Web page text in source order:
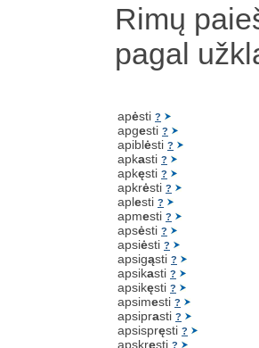
Rimų
pagal
apėsti ?
apgesti ?
apiblėsti ?
apkasti ?
apkęsti ?
apkrėsti ?
aplesti ?
apmesti ?
apsėsti ?
apsiėsti ?
apsigąsti ?
apsikasti ?
apsikęsti ?
apsimesti ?
apsiprasti ?
apsispręsti ?
apskresti ?